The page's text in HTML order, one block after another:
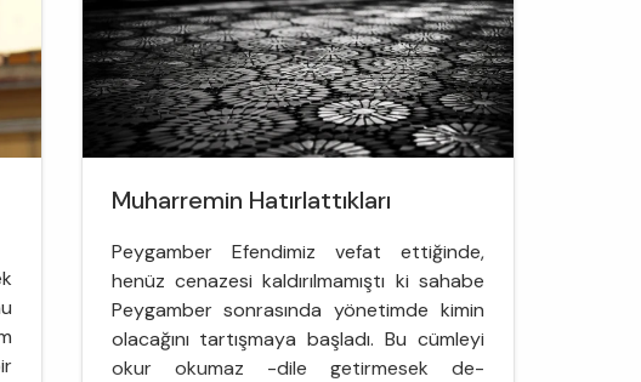
Muharremin Hatırlattıkları
Peygamber Efendimiz vefat ettiğinde,
henüz cenazesi kaldırılmamıştı ki sahabe
Peygamber sonrasında yönetimde kimin
olacağını tartışmaya başladı. Bu cümleyi
okur okumaz -dile getirmesek de-